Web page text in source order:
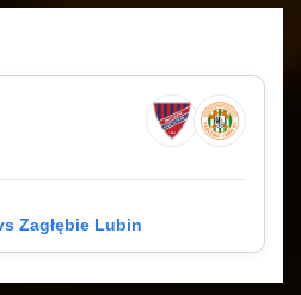
Zagłębie Lubin